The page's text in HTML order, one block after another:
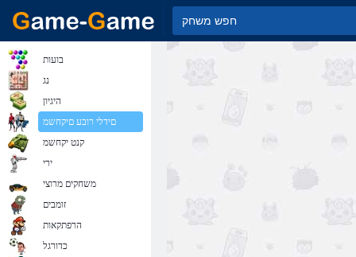
בועות
נג
היגיון
םידלי רובע םיקחשמ
קנט יקחשמ
ירי
משחקים מרוצי
זומבים
הרפתקאות
כדורגל